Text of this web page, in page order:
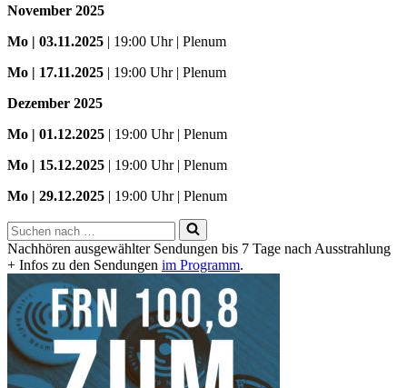
November 2025
Mo | 03.11.2025 | 19:00 Uhr | Plenum
Mo | 17.11.2025 | 19:00 Uhr | Plenum
Dezember 2025
Mo | 01.12.2025 | 19:00 Uhr | Plenum
Mo | 15.12.2025 | 19:00 Uhr | Plenum
Mo | 29.12.2025 | 19:00 Uhr | Plenum
Suchen
nach …
Nachhören ausgewählter Sendungen bis 7 Tage nach Ausstrahlung
+ Infos zu den Sendungen im Programm.